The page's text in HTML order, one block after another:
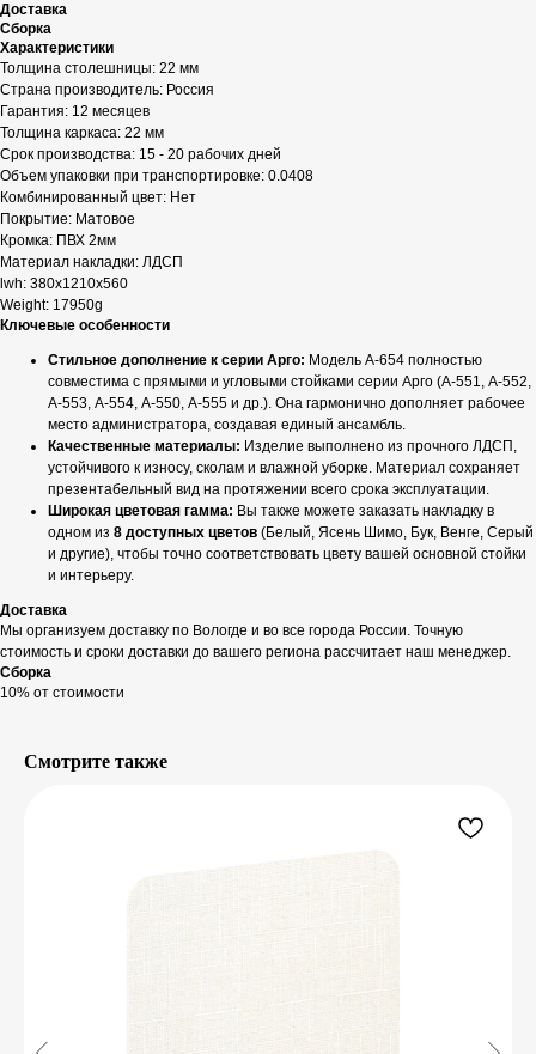
Доставка
Сборка
Характеристики
Толщина столешницы: 22 мм
Страна производитель: Россия
Гарантия: 12 месяцев
Толщина каркаса: 22 мм
Срок производства: 15 - 20 рабочих дней
Объем упаковки при транспортировке: 0.0408
Комбинированный цвет: Нет
Покрытие: Матовое
Кромка: ПВХ 2мм
Материал накладки: ЛДСП
lwh: 380x1210x560
Weight: 17950g
Ключевые особенности
Стильное дополнение к серии Арго: Модель А-654 полностью
совместима с прямыми и угловыми стойками серии Арго (А-551, А-552,
А-553, А-554, А-550, А-555 и др.). Она гармонично дополняет рабочее
место администратора, создавая единый ансамбль.
Качественные материалы: Изделие выполнено из прочного ЛДСП,
устойчивого к износу, сколам и влажной уборке. Материал сохраняет
презентабельный вид на протяжении всего срока эксплуатации.
Широкая цветовая гамма: Вы также можете заказать накладку в
одном из 8 доступных цветов (Белый, Ясень Шимо, Бук, Венге, Серый
и другие), чтобы точно соответствовать цвету вашей основной стойки
и интерьеру.
Доставка
Мы организуем доставку по Вологде и во все города России. Точную
стоимость и сроки доставки до вашего региона рассчитает наш менеджер.
Сборка
10% от стоимости
Смотрите также